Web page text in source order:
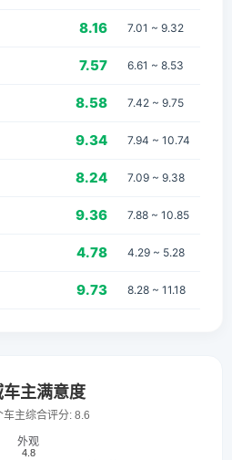
8.16 7.01 ~ 9.32
7.57 6.61 ~ 8.53
8.58 7.42 ~ 9.75
9.34 7.94 ~ 10.74
8.24 7.09 ~ 9.38
9.36 7.88 ~ 10.85
4.78 4.29 ~ 5.28
9.73 8.28 ~ 11.18